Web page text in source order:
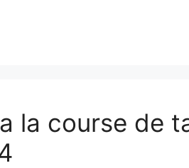
la course de